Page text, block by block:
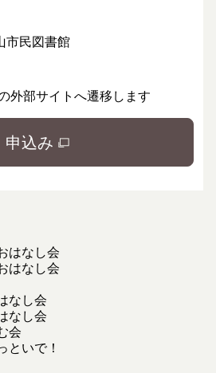
市民図書館
外部サイトへ遷移します
申込み
はなし会
はなし会
なし会
なし会
会
といで！